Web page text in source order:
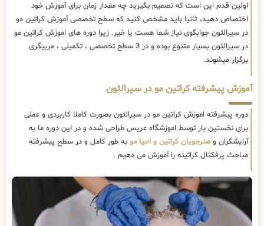
اولین قدم این است که تصمیم بگیرید چه مقدار زمان برای آموزش خود
اختصاص دهید، ثانیا باید مشخص کنید که سطح تخصصی آموزش کراتین مو
در سیرالئون جوابگوی نیاز شما هست یا خیر. زیرا دوره های اموزش کراتین مو
در سیرالئون بسیار متنوع بوده و در 3 سطح تخصصی ، تکمیلی ، مربیگری
برگزار میشوند.
آموزش پیشرفته کراتین مو در سیرالئون
دوره پیشرفته اموزش کراتین مو در سیرالئون بصورت کاملا کاربردی و عملی
برای نخستین بار توسط اموزشگاه عریس طراحی شده و در این دوره ما به
آرایشگران و هنرجویان کراتین و احیا مو به طور کامل و در سطح پیشرفته
مباحث پرفکتال کراتینه را آموزش می دهیم .